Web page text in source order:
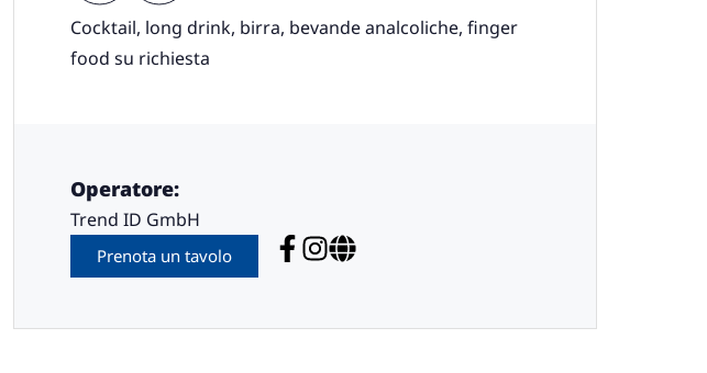
Cocktail, long drink, birra, bevande analcoliche, finger
food su richiesta
Operatore:
Trend ID GmbH
Prenota un tavolo